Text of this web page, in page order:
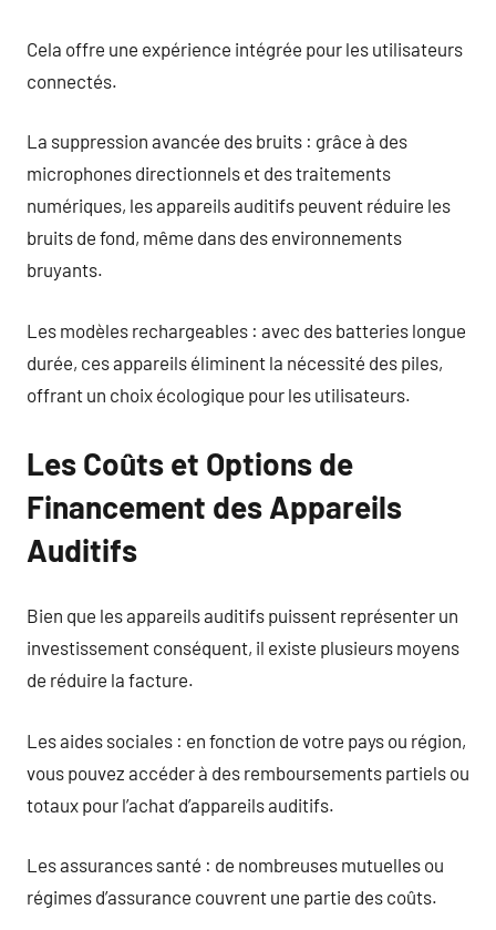
Cela offre une expérience intégrée pour les utilisateurs
connectés.
La suppression avancée des bruits : grâce à des
microphones directionnels et des traitements
numériques, les appareils auditifs peuvent réduire les
bruits de fond, même dans des environnements
bruyants.
Les modèles rechargeables : avec des batteries longue
durée, ces appareils éliminent la nécessité des piles,
offrant un choix écologique pour les utilisateurs.
Les Coûts et Options de
Financement des Appareils
Auditifs
Bien que les appareils auditifs puissent représenter un
investissement conséquent, il existe plusieurs moyens
de réduire la facture.
Les aides sociales : en fonction de votre pays ou région,
vous pouvez accéder à des remboursements partiels ou
totaux pour l’achat d’appareils auditifs.
Les assurances santé : de nombreuses mutuelles ou
régimes d’assurance couvrent une partie des coûts.